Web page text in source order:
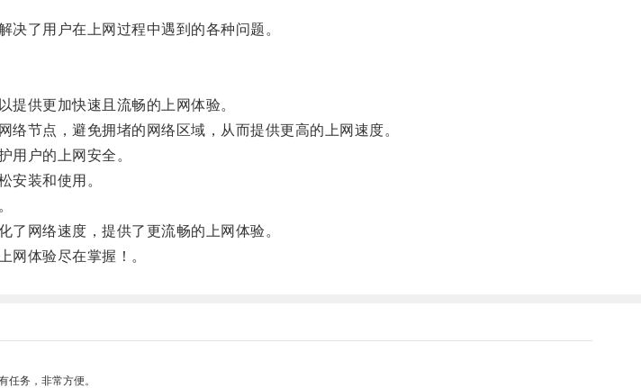
了用户在上网过程中遇到的各种问题。
供更加快速且流畅的上网体验。
节点，避免拥堵的网络区域，从而提供更高的上网速度。
户的上网安全。
装和使用。
网络速度，提供了更流畅的上网体验。
体验尽在掌握！。
务，非常方便。